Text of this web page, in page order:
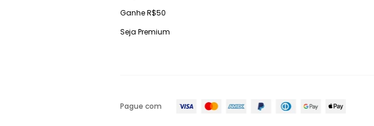
Ganhe R$50
Seja Premium
Pague com